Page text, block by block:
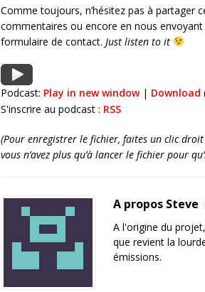
Comme toujours, n’hésitez pas à partager
commentaires ou encore en nous envoyant
formulaire de contact. Just listen to it
Podcast: Play in new window| Download
S'inscrire au podcast : RSS
(Pour enregistrer le fichier, faites un clic
vous n’avez plus qu’à lancer le fichier pour
A propos Steve
A l'origine du
que revient la
émissions.